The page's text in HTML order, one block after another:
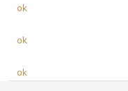
ok
ok
ok